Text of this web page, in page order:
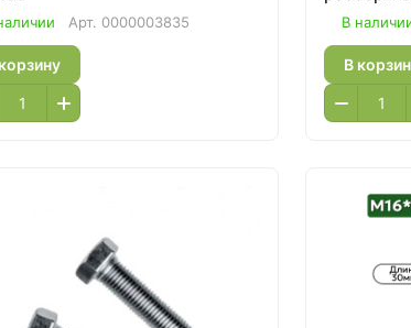
Арт. 0000003835 В
В